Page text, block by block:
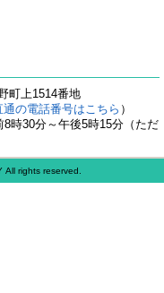
町上1514番地
通の電話番号はこちら ）
時30分～午後5時15分（ただ
rights reserved.